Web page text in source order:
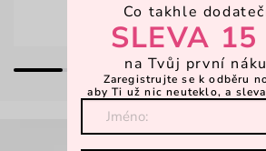
Co takhle
SLEVA 15
na Tvůj první
Zaregistrujte se k odběru
aby Ti už nic neuteklo, a